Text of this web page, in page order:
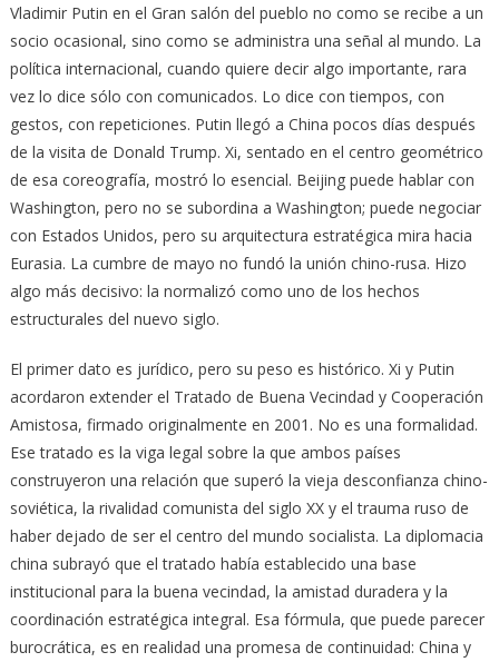
Vladimir Putin en el Gran salón del pueblo no como se recibe a un
socio ocasional, sino como se administra una señal al mundo. La
política internacional, cuando quiere decir algo importante, rara
vez lo dice sólo con comunicados. Lo dice con tiempos, con
gestos, con repeticiones. Putin llegó a China pocos días después
de la visita de Donald Trump. Xi, sentado en el centro geométrico
de esa coreografía, mostró lo esencial. Beijing puede hablar con
Washington, pero no se subordina a Washington; puede negociar
con Estados Unidos, pero su arquitectura estratégica mira hacia
Eurasia. La cumbre de mayo no fundó la unión chino-rusa. Hizo
algo más decisivo: la normalizó como uno de los hechos
estructurales del nuevo siglo.
El primer dato es jurídico, pero su peso es histórico. Xi y Putin
acordaron extender el Tratado de Buena Vecindad y Cooperación
Amistosa, firmado originalmente en 2001. No es una formalidad.
Ese tratado es la viga legal sobre la que ambos países
construyeron una relación que superó la vieja desconfianza chino-
soviética, la rivalidad comunista del siglo XX y el trauma ruso de
haber dejado de ser el centro del mundo socialista. La diplomacia
china subrayó que el tratado había establecido una base
institucional para la buena vecindad, la amistad duradera y la
coordinación estratégica integral. Esa fórmula, que puede parecer
burocrática, es en realidad una promesa de continuidad: China y